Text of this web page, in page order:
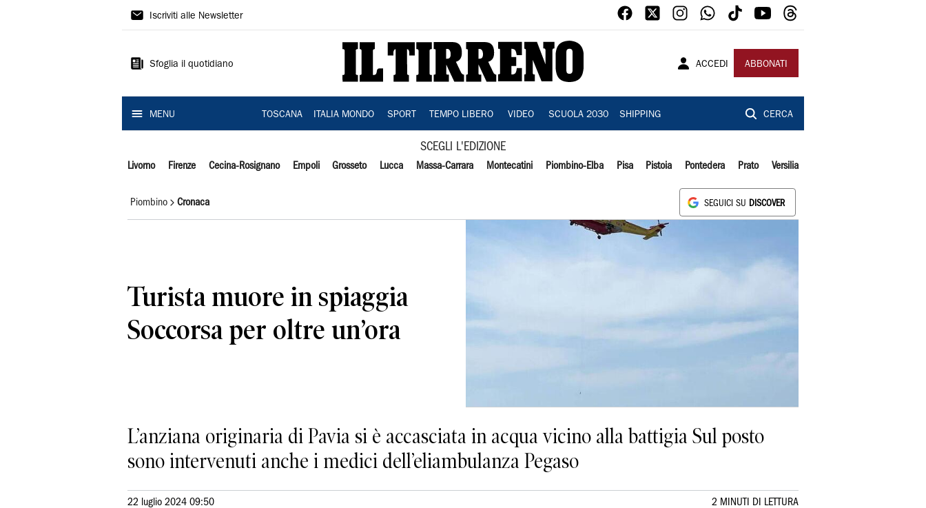
Il
Iscriviti alle Newsletter
Sfoglia il quotidiano ACCEDI ABBONATI
MENU TOSCANA ITALIA MONDO SPORT TEMPO LIBERO VIDEO SCUOLA 2030 SHIPPING CERCA
SCEGLI L'EDIZIONE
Livorno Firenze Cecina-Rosignano Empoli Grosseto Lucca Massa-Carrara Montecatini Piombino-Elba Pisa Pistoia Pontedera Prato Versilia
Piombino Cronaca SEGUICI SU DISCOVER
Turista muore in spiaggia
Soccorsa per oltre un’ora
L’anziana originaria di Pavia si è accasciata in acqua vicino alla battigia Sul posto
sono intervenuti anche i medici dell’eliambulanza Pegaso
22 luglio 2024 09:50 2 MINUTI DI LETTURA